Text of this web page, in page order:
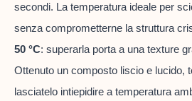
secondi. La temperatura ideale per
senza comprometterne la struttura
50 °C: superarla porta a una texture
Ottenuto un composto liscio e lucido,
lasciatelo intiepidire a temperatura